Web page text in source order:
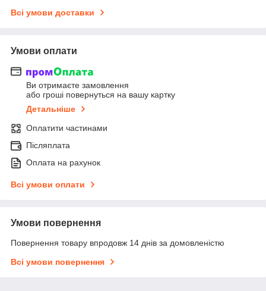
Всі умови доставки
Умови оплати
Ви отримаєте замовлення
або гроші повернуться на вашу картку
Детальніше
Оплатити частинами
Післяплата
Оплата на рахунок
Всі умови оплати
Умови повернення
Повернення товару впродовж 14 днів за домовленістю
Всі умови повернення